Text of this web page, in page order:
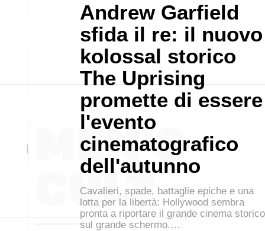
Andrew Garfield
sfida il re: il nuovo
kolossal storico
The Uprising
promette di essere
l'evento
cinematografico
dell'autunno
Cavalieri, spade, battaglie epiche e una
lotta per la libertà: Hollywood sembra
pronta a riportare il grande cinema storico
sul grande schermo.…